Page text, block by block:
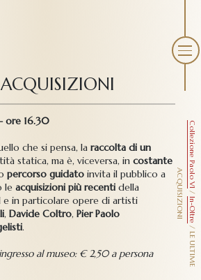
Collezione Paolo VI
/
In-Oltre
/
L
E
U
L
T
I
M
E
A
C
Q
U
I
S
I
Z
I
O
N
I
ore 16.30
che si pensa, laraccolta di un
statica, ma è, viceversa, incostante
percorso guidato invita il pubblico a
leacquisizioni più recentidella
e in particolare opere di artisti
, Davide Coltro, Pier Paolo
.
al museo: € 2,50 a persona